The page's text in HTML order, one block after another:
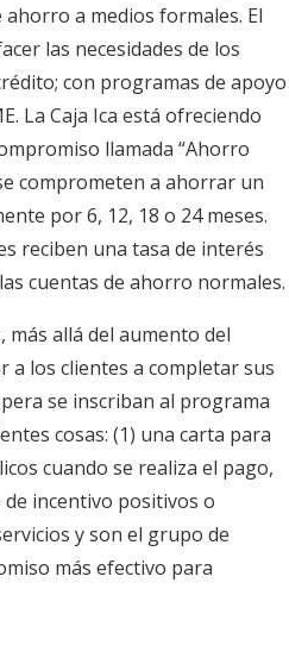
a medios formales. El
las necesidades de los
con programas de apoyo
La Caja Ica está ofreciendo
llamada “Ahorro
comprometen a ahorrar un
por 6, 12, 18 o 24 meses.
reciben una tasa de interés
cuentas de ahorro normales.
allá del aumento del
a los clientes a completar sus
se inscriban al programa
cosas: (1) una carta para
cuando se realiza el pago,
de incentivo positivos o
y son el grupo de
más efectivo para